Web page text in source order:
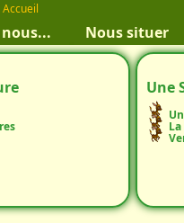
Accueil
Nous situer
Une